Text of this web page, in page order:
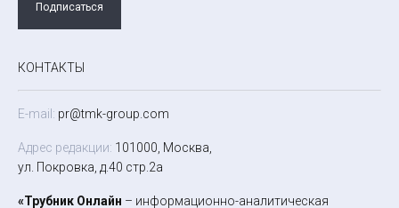
Подписаться
КОНТАКТЫ
E-mail: pr@tmk-group.com
Адрес редакции: 101000, Москва,
ул. Покровка, д.40 стр.2а
«Трубник Онлайн – информационно-аналитическая